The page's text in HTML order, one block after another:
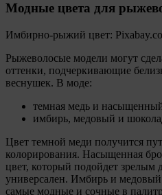
Модные цвета для
Имбирно-рыжий цвет:
Рыжеволосые модели могут
оттенки, подчеркивающие
веснушек. В моде:
темная медь и
имбирь, медовый и
Цвет темной меди получится
колорирования. Насыщенная
цвет, который подойдет зрелым
универсален. Имбирь и
самые модные и сочные в